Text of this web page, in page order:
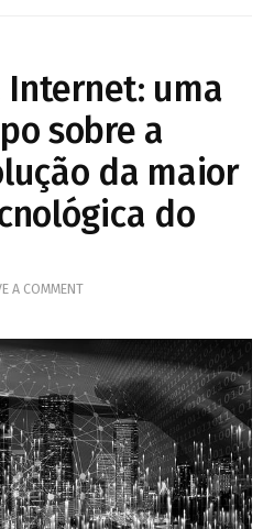
uma
sobre a
da maior
do
A COMMENT